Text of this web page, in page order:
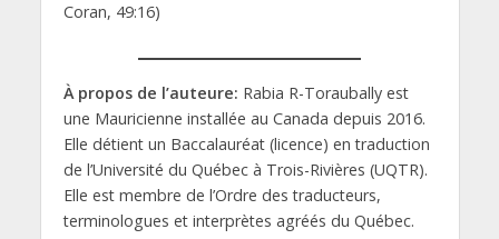
Coran, 49:16)
À propos de l’auteure: Rabia R-Toraubally est
une Mauricienne installée au Canada depuis 2016.
Elle détient un Baccalauréat (licence) en traduction
de l’Université du Québec à Trois-Rivières (UQTR).
Elle est membre de l’Ordre des traducteurs,
terminologues et interprètes agréés du Québec.